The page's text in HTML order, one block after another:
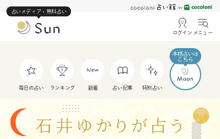
占いメディア・無料占い
ログイン メニュー
毎日の占い ランキング 新着 占い記事 特別占い